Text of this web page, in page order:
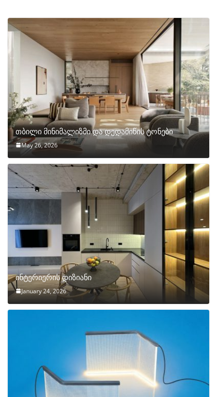
თბილი მინიმალიზმი და დედამიწის ტონები
May 26, 2026
ინტერიერის დიზიანი
January 24, 2026